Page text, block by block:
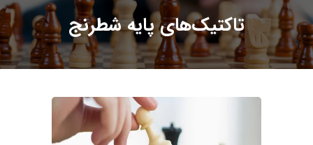
تاکتیک‌های پایه شطرنج